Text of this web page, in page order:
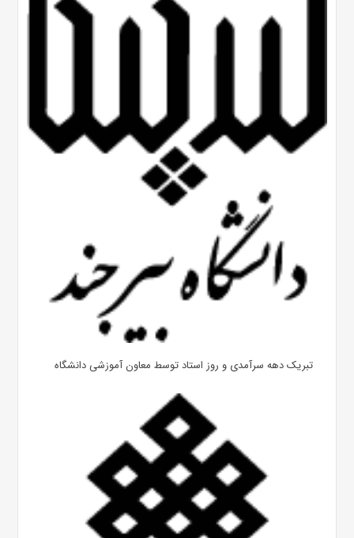
تبریک دهه سرآمدی و روز استاد توسط معاون آموزشی دانشگاه